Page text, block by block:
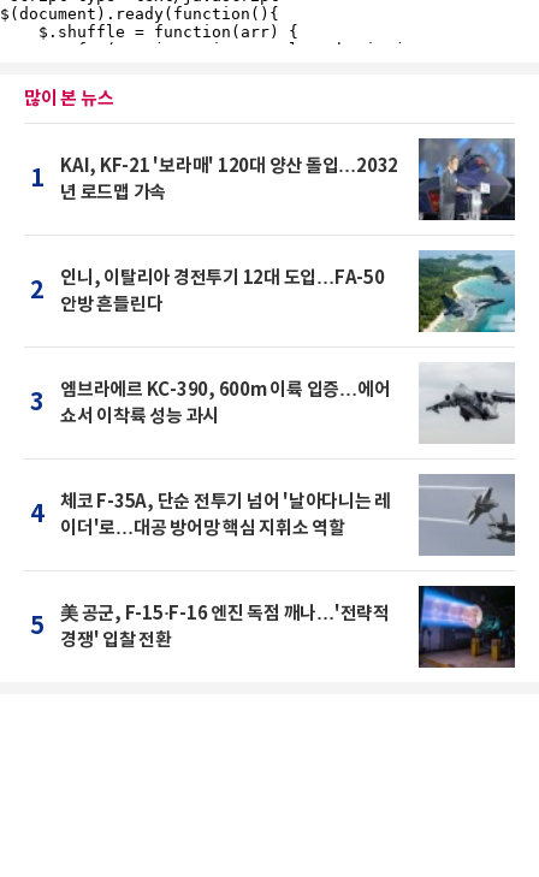
많이 본 뉴스
1
KAI, KF-21 '보라매' 120대 양산 돌입…2032
년 로드맵 가속
2
인니, 이탈리아 경전투기 12대 도입…FA-50
안방 흔들린다
3
엠브라에르 KC-390, 600m 이륙 입증…에어
쇼서 이착륙 성능 과시
4
체코 F-35A, 단순 전투기 넘어 '날아다니는 레
이더'로…대공 방어망 핵심 지휘소 역할
5
美 공군, F-15·F-16 엔진 독점 깨나…'전략적
경쟁' 입찰 전환